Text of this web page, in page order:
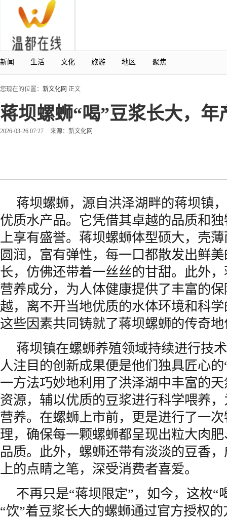
新闻 生活 文化 旅游 地区 聚焦
您现在的位置： 新文化网 正文
蒋坝螺蛳“喝”豆浆长大，
2026-03-26 07:27 来源：新文化网
蒋坝螺蛳，源自洪泽湖畔的蒋坝镇
优质水产品。它凭借其卓越的品质和
上享有盛誉。蒋坝螺蛳体型硕大，壳
圆润，富有弹性，每一口都散发出鲜
长，仿佛还带着一丝丝的甘甜。此外
营养成分，为人体健康提供了丰富的
越，离不开当地优质的水体环境和科
这些因素共同铸就了蒋坝螺蛳的传奇
蒋坝镇在螺蛳养殖领域持续进行技
人注目的创新成果便是他们独具匠心
一方法巧妙地利用了洪泽湖中丰富的
资源，辅以优质的豆浆进行科学喂养
营养。在螺蛳上市前，更是进行了一
理，确保每一颗螺蛳都呈现出粒大肉
品质。此外，螺蛳还带有淡淡的豆香
上的点睛之笔，深受消费者喜爱。
不再只是“蒋坝限定”，如今，这枚“
“饮”着豆浆长大的螺蛳通过官方授权